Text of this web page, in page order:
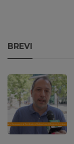
BREVI